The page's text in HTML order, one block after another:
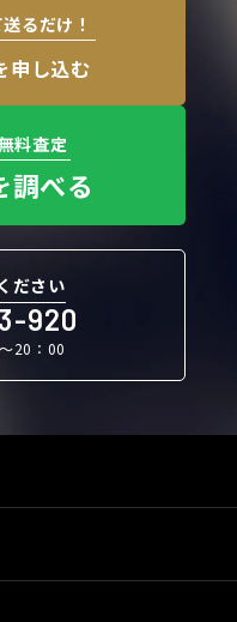
るだけ！
申し込む
料査定
調べる
ださい
920
20：00